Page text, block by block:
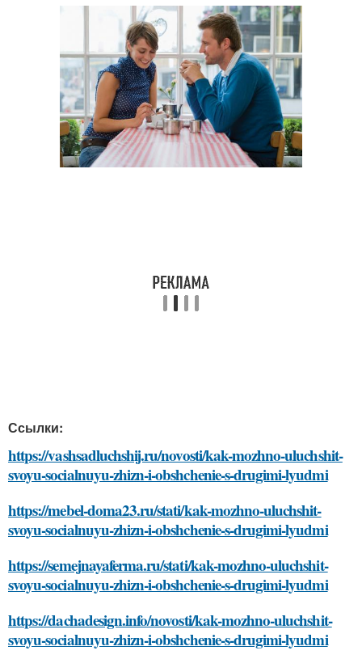
Ссылки:
https://vashsadluchshij.ru/novosti/kak-mozhno-uluchshit-
svoyu-socialnuyu-zhizn-i-obshchenie-s-drugimi-lyudmi
https://mebel-doma23.ru/stati/kak-mozhno-uluchshit-
svoyu-socialnuyu-zhizn-i-obshchenie-s-drugimi-lyudmi
https://semejnayaferma.ru/stati/kak-mozhno-uluchshit-
svoyu-socialnuyu-zhizn-i-obshchenie-s-drugimi-lyudmi
https://dachadesign.info/novosti/kak-mozhno-uluchshit-
svoyu-socialnuyu-zhizn-i-obshchenie-s-drugimi-lyudmi